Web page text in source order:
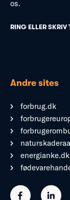
os.
RING ELLER
Andre sites
forbrug.dk
energianke.dk